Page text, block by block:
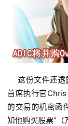
这份文件还透
首席执行官
的交易的机密函
知他购买股票”（